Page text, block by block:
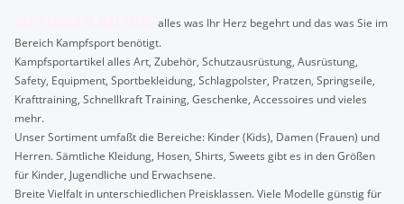
alles was Ihr Herz begehrt und das was Sie im
Bereich Kampfsport benötigt.
Kampfsportartikel alles Art, Zubehör, Schutzausrüstung, Ausrüstung,
Safety, Equipment, Sportbekleidung, Schlagpolster, Pratzen, Springseile,
Krafttraining, Schnellkraft Training, Geschenke, Accessoires und vieles
mehr.
Unser Sortiment umfaßt die Bereiche: Kinder (Kids), Damen (Frauen) und
Herren. Sämtliche Kleidung, Hosen, Shirts, Sweets gibt es in den Größen
für Kinder, Jugendliche und Erwachsene.
Breite Vielfalt in unterschiedlichen Preisklassen. Viele Modelle günstig für